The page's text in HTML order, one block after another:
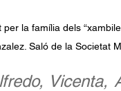
la família dels
Saló de la Societat
Vicenta,